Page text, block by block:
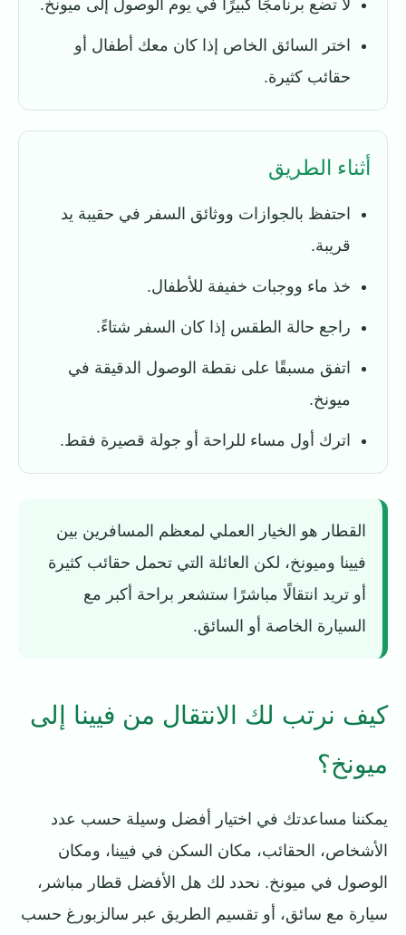
لا تضع برنامجًا كبيرًا في يوم الوصول إلى ميونخ.
اختر السائق الخاص إذا كان معك أطفال أو
حقائب كثيرة.
أثناء الطريق
احتفظ بالجوازات ووثائق السفر في حقيبة يد
قريبة.
خذ ماء ووجبات خفيفة للأطفال.
راجع حالة الطقس إذا كان السفر شتاءً.
اتفق مسبقًا على نقطة الوصول الدقيقة في
ميونخ.
اترك أول مساء للراحة أو جولة قصيرة فقط.
القطار هو الخيار العملي لمعظم المسافرين بين
فيينا وميونخ، لكن العائلة التي تحمل حقائب كثيرة
أو تريد انتقالًا مباشرًا ستشعر براحة أكبر مع
السيارة الخاصة أو السائق.
كيف نرتب لك الانتقال من فيينا إلى
ميونخ؟
يمكننا مساعدتك في اختيار أفضل وسيلة حسب عدد
الأشخاص، الحقائب، مكان السكن في فيينا، ومكان
الوصول في ميونخ. نحدد لك هل الأفضل قطار مباشر،
سيارة مع سائق، أو تقسيم الطريق عبر سالزبورغ حسب